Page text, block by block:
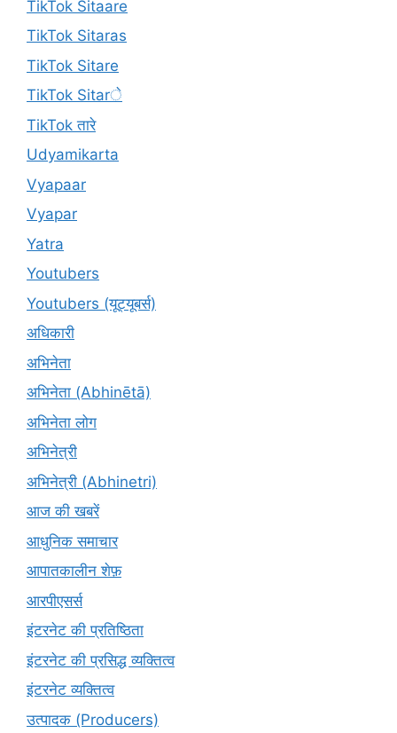
TikTok Sitaare
TikTok Sitaras
TikTok Sitare
TikTok Sitarे
TikTok तारे
Udyamikarta
Vyapaar
Vyapar
Yatra
Youtubers
Youtubers (यूट्यूबर्स)
अधिकारी
अभिनेता
अभिनेता (Abhinētā)
अभिनेता लोग
अभिनेत्री
अभिनेत्री (Abhinetri)
आज की खबरें
आधुनिक समाचार
आपातकालीन शेफ़
आरपीएसर्स
इंटरनेट की प्रतिष्ठिता
इंटरनेट की प्रसिद्ध व्यक्तित्व
इंटरनेट व्यक्तित्व
उत्पादक (Producers)